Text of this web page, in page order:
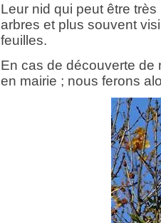
Leur nid qui peut être
arbres et plus souvent
feuilles.
En cas de découverte de
en mairie ; nous ferons